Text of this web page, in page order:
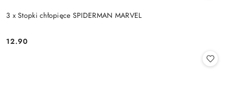
3 x Stopki chłopięce SPIDERMAN MARVEL
Cena:
12.90